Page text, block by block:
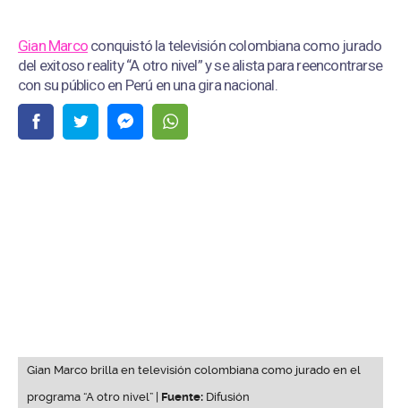
Gian Marco conquistó la televisión colombiana como jurado
del exitoso reality “A otro nivel” y se alista para reencontrarse
con su público en Perú en una gira nacional.
Gian Marco brilla en televisión colombiana como jurado en el
programa “A otro nivel” | Fuente: Difusión